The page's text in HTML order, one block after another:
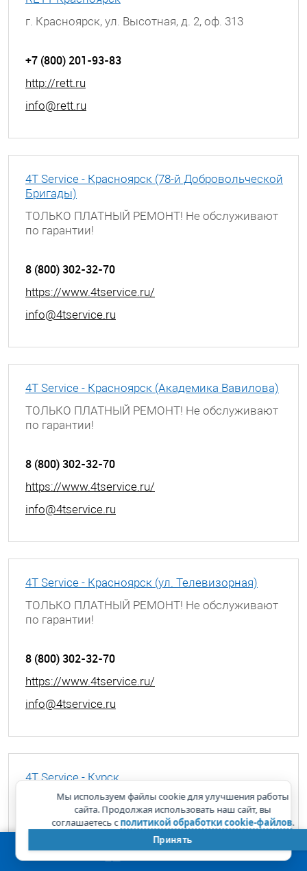
г. Красноярск, ул. Высотная, д. 2, оф. 313
+7 (800) 201-93-83
http://rett.ru
info@rett.ru
4T Service - Красноярск (78-й Добровольческой
Бригады)
ТОЛЬКО ПЛАТНЫЙ РЕМОНТ! Не обслуживают
по гарантии!
8 (800) 302-32-70
https://www.4tservice.ru/
info@4tservice.ru
4T Service - Красноярск (Академика Вавилова)
ТОЛЬКО ПЛАТНЫЙ РЕМОНТ! Не обслуживают
по гарантии!
8 (800) 302-32-70
https://www.4tservice.ru/
info@4tservice.ru
4T Service - Красноярск (ул. Телевизорная)
ТОЛЬКО ПЛАТНЫЙ РЕМОНТ! Не обслуживают
по гарантии!
8 (800) 302-32-70
https://www.4tservice.ru/
info@4tservice.ru
4T Service - Курск
ТОЛЬКО ПЛАТНЫЙ РЕМОНТ! Не обслуживают
по гарантии!
г. Курск, ул. Димитрова, д. 25А
8 (800) 302-32-70 КОРЗИНА 0
Мы используем файлы cookie для улучшения работы
сайта. Продолжая использовать наш сайт, вы
соглашаетесь сполитикой обработки cookie-файлов.
Принять